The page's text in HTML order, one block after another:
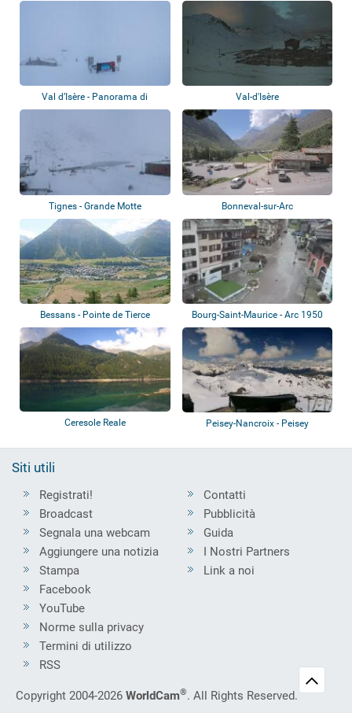
Val d’Isère - Panorama di
montagna
Val-d'Isère
Tignes - Grande Motte Bonneval-sur-Arc
Bessans - Pointe de Tierce Bourg-Saint-Maurice - Arc 1950
Ceresole Reale
Peisey-Nancroix - Peisey
Siti utili
Registrati!
Broadcast
Segnala una webcam
Aggiungere una notizia
Stampa
Contatti
Pubblicità
Guida
I Nostri Partners
Link a noi
Facebook
YouTube
Norme sulla privacy
Termini di utilizzo
RSS
Copyright 2004-2026 WorldCam®. All Rights Reserved.